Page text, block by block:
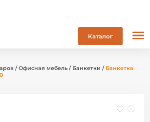
Каталог
/Офисная мебель / Банкетки / Банкетка